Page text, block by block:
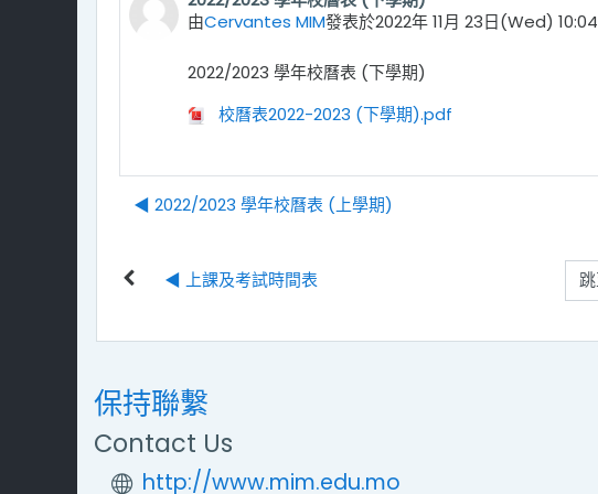
由Cervantes MIM發表於2022年 11月 23日(Wed) 10:04
2022/2023 學年校曆表 (下學期)
校曆表2022-2023 (下學期).pdf
◀︎ 2022/2023 學年校曆表 (上學期)
◀︎ 上課及考試時間表 跳至...
保持聯繫
Contact Us
http://www.mim.edu.mo